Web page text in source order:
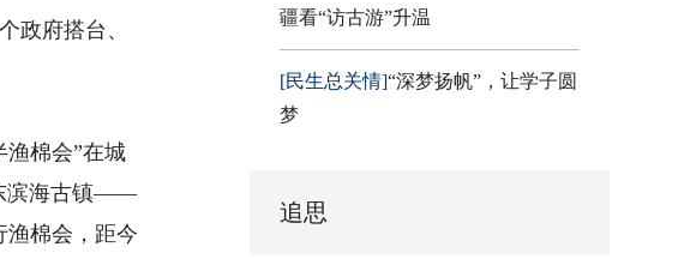
府搭台、
棉会”在城
滨海古镇——
渔棉会，距今
疆看“访古游”升温
[民生总关情]“深梦扬帆”，让学子圆
梦
追思